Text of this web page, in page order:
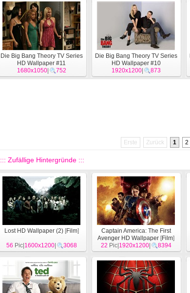
Die Big Bang Theory TV Series
HD Wallpaper #11
1680x1050| 752
Die Big Bang Theory TV Series
HD Wallpaper #10
1920x1200| 873
Erste Zurück 1 2
::: Zufällige Hintergründe :::
Lost HD Wallpaper (2)[Film]
56 Pic| 1600x1200| 3068
Captain America: The First
Avenger HD Wallpaper [Film]
22 Pic| 1920x1200| 8394